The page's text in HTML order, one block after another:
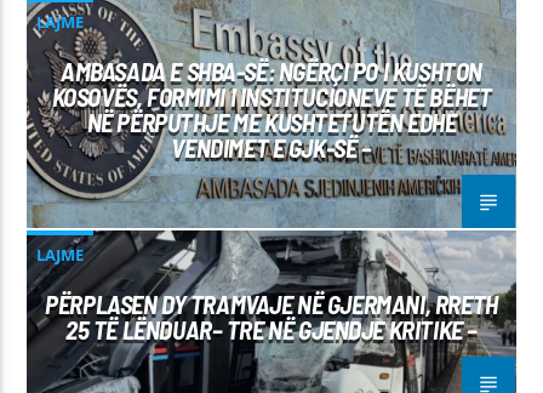
LAJME
AMBASADA E SHBA-SË: NGËRÇI PO I KUSHTON
KOSOVËS, FORMIMI I INSTITUCIONEVE TË BËHET
NË PËRPUTHJE ME KUSHTETUTËN EDHE
VENDIMET E GJK-SË –
LAJME
PËRPLASEN DY TRAMVAJE NË GJERMANI, RRETH
25 TË LËNDUAR– TRE NË GJENDJE KRITIKE –